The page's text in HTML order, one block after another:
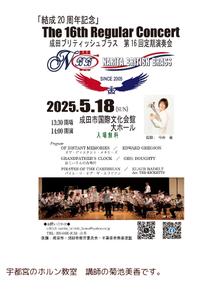
宇都宮のホルン教室 講師の菊池美香です。